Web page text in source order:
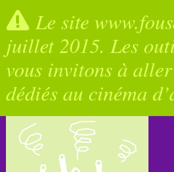
Le site
juillet 2015. Les
vous invitons à aller
dédiés au cinéma